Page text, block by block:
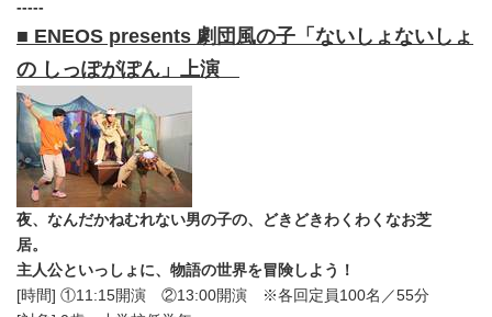
-----
■ ENEOS presents 劇団風の子「ないしょないしょ
の しっぽがぽん」上演
夜、なんだかねむれない男の子の、どきどきわくわくなお芝
居。
主人公といっしょに、物語の世界を冒険しよう！
[時間] ①11:15開演 ②13:00開演 ※各回定員100名／55分